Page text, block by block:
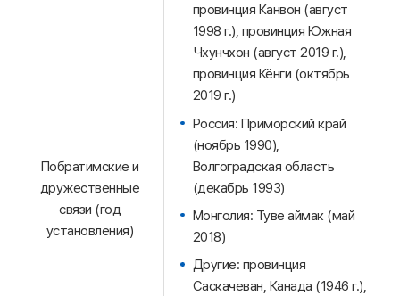
Побратимские и
дружественные
связи (год
установления)
провинция Канвон (август
1998 г.), провинция Южная
Чхунчхон (август 2019 г.),
провинция Кёнги (октябрь
2019 г.)
Россия: Приморский край
(ноябрь 1990),
Волгоградская область
(декабрь 1993)
Монголия: Туве аймак (май
2018)
Другие: провинция
Саскачеван, Канада (1946 г.),